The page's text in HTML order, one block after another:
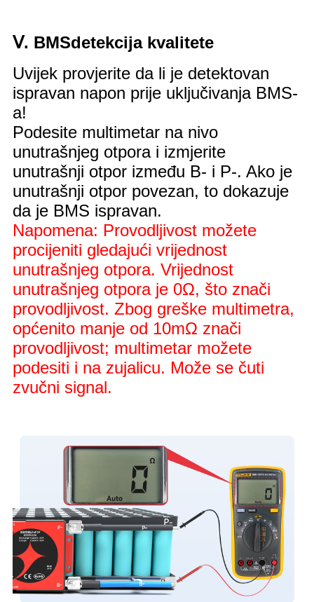
Ⅴ. BMSdetekcija kvalitete
Uvijek provjerite da li je detektovan
ispravan napon prije uključivanja BMS-
a!
Podesite multimetar na nivo
unutrašnjeg otpora i izmjerite
unutrašnji otpor između B- i P-. Ako je
unutrašnji otpor povezan, to dokazuje
da je BMS ispravan.
Napomena: Provodljivost možete
procijeniti gledajući vrijednost
unutrašnjeg otpora. Vrijednost
unutrašnjeg otpora je 0Ω, što znači
provodljivost. Zbog greške multimetra,
općenito manje od 10mΩ znači
provodljivost; multimetar možete
podesiti i na zujalicu. Može se čuti
zvučni signal.